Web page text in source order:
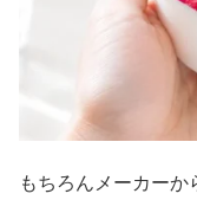
もちろんメーカーか